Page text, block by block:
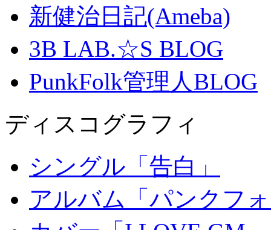
新健治日記(Ameba)
3B LAB.☆S BLOG
PunkFolk管理人BLOG
ディスコグラフィ
シングル「告白」
アルバム「パンクフ